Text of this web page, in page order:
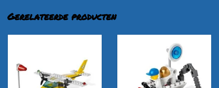
Gerelateerde producten